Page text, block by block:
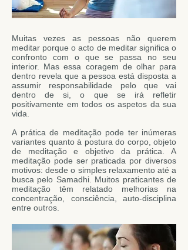
Muitas vezes as pessoas não querem
meditar porque o acto de meditar significa o
confronto com o que se passa no seu
interior. Mas essa coragem de olhar para
dentro revela que a pessoa está disposta a
assumir responsabilidade pelo que vai
dentro de si, o que se irá refletir
positivamente em todos os aspetos da sua
vida.
A prática de meditação pode ter inúmeras
variantes quanto à postura do corpo, objeto
de meditação e objetivo da prática. A
meditação pode ser praticada por diversos
motivos: desde o simples relaxamento até a
busca pelo Samadhi. Muitos praticantes de
meditação têm relatado melhorias na
concentração, consciência, auto-disciplina
entre outros.